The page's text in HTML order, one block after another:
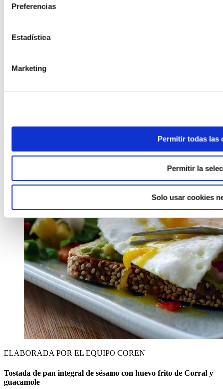
Preferencias
Estadística
Marketing
Permitir todas las
Permitir la
Solo usar cookies
ELABORADA POR EL EQUIPO COREN
Huevos de Corral a la Escocesa
Seguir leyendo
ELABORADA POR EL EQUIPO COREN
Tostada de pan integral de sésamo con huevo frito de Corral y
guacamole